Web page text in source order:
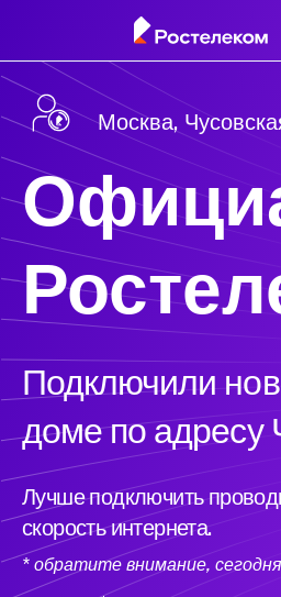
Москва,
Подключили
доме по адресу
Лучше подключить
скорость интернета.
* обратите внимание,